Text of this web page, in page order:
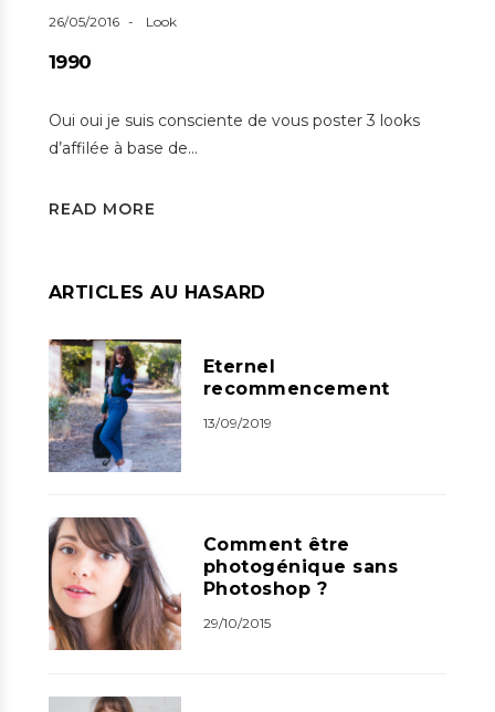
26/05/2016 Look
1990
Oui oui je suis consciente de vous poster 3 looks
d’affilée à base de…
READ MORE
ARTICLES AU HASARD
Eternel
recommencement
13/09/2019
Comment être
photogénique sans
Photoshop ?
29/10/2015